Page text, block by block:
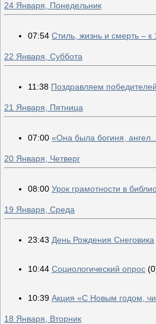
24 Января, Понедельник
07:54 Стиль, жизнь и смерть –
22 Января, Суббота
11:38 Поздравляем
21 Января, Пятница
07:00 «Она была богиня,
20 Января, Четверг
08:00 Урок грамотности в
19 Января, Среда
23:43 День Рождения Снеговика
10:44 Социологический опрос
10:39 Акция «С Новым годом,
18 Января, Вторник